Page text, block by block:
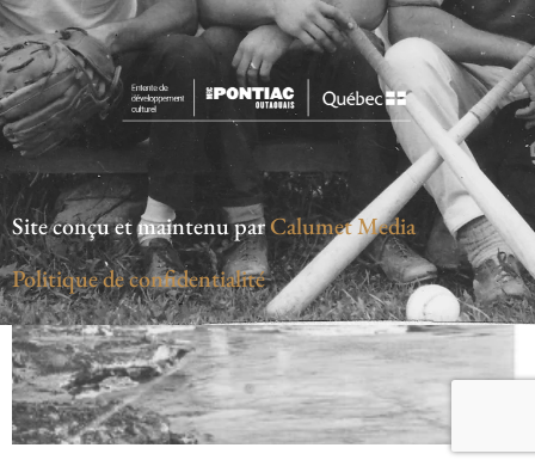
Site conçu et maintenu parCalumet Media
Politique de confidentialité